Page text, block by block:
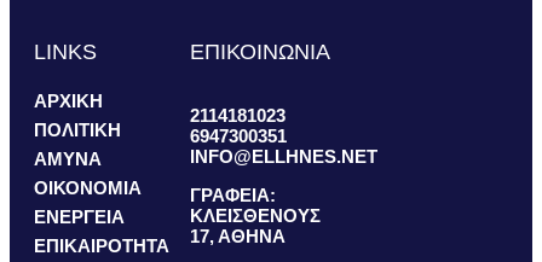
LINKS
ΑΡΧΙΚΗ
ΠΟΛΙΤΙΚΗ
ΑΜΥΝΑ
ΟΙΚΟΝΟΜΙΑ
ΕΝΕΡΓΕΙΑ
ΕΠΙΚΑΙΡΟΤΗΤΑ
ΕΠΙΚΟΙΝΩΝΙΑ
2114181023
6947300351
INFO@ELLHNES.NET
ΓΡΑΦΕΙΑ:
ΚΛΕΙΣΘΕΝΟΥΣ
17, ΑΘΗΝΑ